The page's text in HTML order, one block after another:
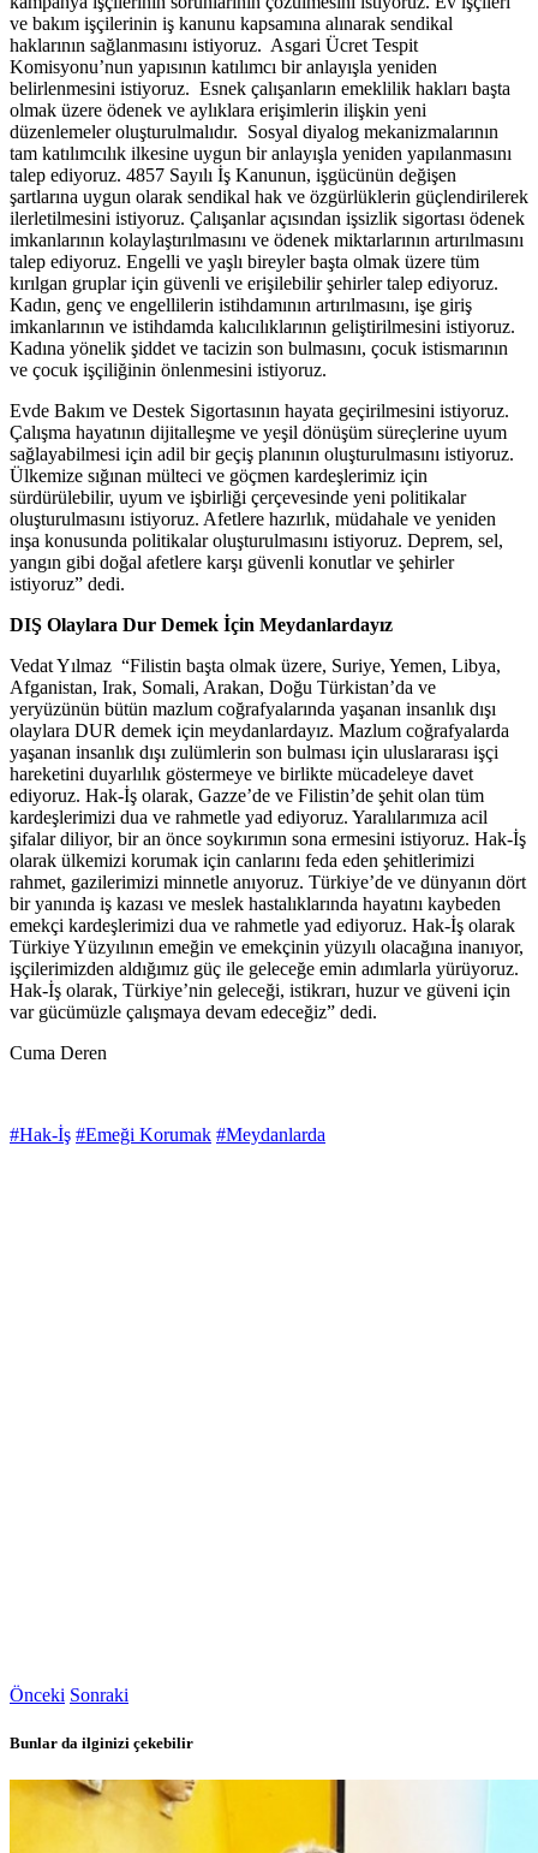
ve bakım işçilerinin iş kanunu kapsamına alınarak sendikal
haklarının sağlanmasını istiyoruz. Asgari Ücret Tespit
Komisyonu’nun yapısının katılımcı bir anlayışla yeniden
belirlenmesini istiyoruz. Esnek çalışanların emeklilik hakları başta
olmak üzere ödenek ve aylıklara erişimlerin ilişkin yeni
düzenlemeler oluşturulmalıdır. Sosyal diyalog mekanizmalarının
tam katılımcılık ilkesine uygun bir anlayışla yeniden yapılanmasını
talep ediyoruz. 4857 Sayılı İş Kanunun, işgücünün değişen
şartlarına uygun olarak sendikal hak ve özgürlüklerin güçlendirilerek
ilerletilmesini istiyoruz. Çalışanlar açısından işsizlik sigortası ödenek
imkanlarının kolaylaştırılmasını ve ödenek miktarlarının artırılmasını
talep ediyoruz. Engelli ve yaşlı bireyler başta olmak üzere tüm
kırılgan gruplar için güvenli ve erişilebilir şehirler talep ediyoruz.
Kadın, genç ve engellilerin istihdamının artırılmasını, işe giriş
imkanlarının ve istihdamda kalıcılıklarının geliştirilmesini istiyoruz.
Kadına yönelik şiddet ve tacizin son bulmasını, çocuk istismarının
ve çocuk işçiliğinin önlenmesini istiyoruz.
Evde Bakım ve Destek Sigortasının hayata geçirilmesini istiyoruz.
Çalışma hayatının dijitalleşme ve yeşil dönüşüm süreçlerine uyum
sağlayabilmesi için adil bir geçiş planının oluşturulmasını istiyoruz.
Ülkemize sığınan mülteci ve göçmen kardeşlerimiz için
sürdürülebilir, uyum ve işbirliği çerçevesinde yeni politikalar
oluşturulmasını istiyoruz. Afetlere hazırlık, müdahale ve yeniden
inşa konusunda politikalar oluşturulmasını istiyoruz. Deprem, sel,
yangın gibi doğal afetlere karşı güvenli konutlar ve şehirler
istiyoruz” dedi.
DIŞ Olaylara Dur Demek İçin Meydanlardayız
Vedat Yılmaz “Filistin başta olmak üzere, Suriye, Yemen, Libya,
Afganistan, Irak, Somali, Arakan, Doğu Türkistan’da ve
yeryüzünün bütün mazlum coğrafyalarında yaşanan insanlık dışı
olaylara DUR demek için meydanlardayız. Mazlum coğrafyalarda
yaşanan insanlık dışı zulümlerin son bulması için uluslararası işçi
hareketini duyarlılık göstermeye ve birlikte mücadeleye davet
ediyoruz. Hak-İş olarak, Gazze’de ve Filistin’de şehit olan tüm
kardeşlerimizi dua ve rahmetle yad ediyoruz. Yaralılarımıza acil
şifalar diliyor, bir an önce soykırımın sona ermesini istiyoruz. Hak-İş
olarak ülkemizi korumak için canlarını feda eden şehitlerimizi
rahmet, gazilerimizi minnetle anıyoruz. Türkiye’de ve dünyanın dört
bir yanında iş kazası ve meslek hastalıklarında hayatını kaybeden
emekçi kardeşlerimizi dua ve rahmetle yad ediyoruz. Hak-İş olarak
Türkiye Yüzyılının emeğin ve emekçinin yüzyılı olacağına inanıyor,
işçilerimizden aldığımız güç ile geleceğe emin adımlarla yürüyoruz.
Hak-İş olarak, Türkiye’nin geleceği, istikrarı, huzur ve güveni için
var gücümüzle çalışmaya devam edeceğiz” dedi.
Cuma Deren
#Hak-İş #Emeği Korumak #Meydanlarda
Önceki Sonraki
Bunlar da ilginizi çekebilir